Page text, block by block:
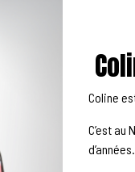
Coline
C’est au
d’années.